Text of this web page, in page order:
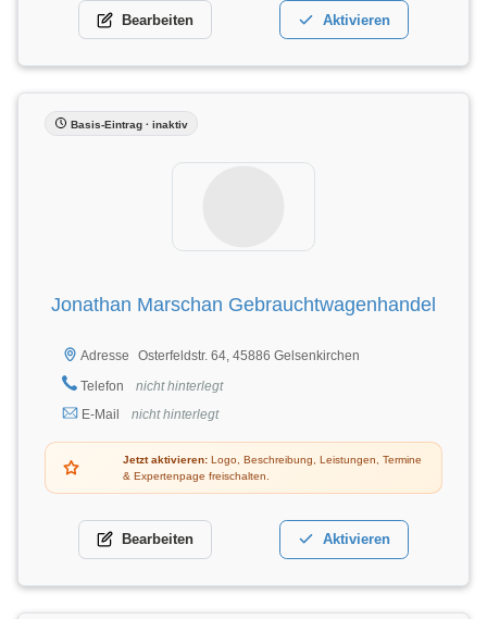
Bearbeiten Aktivieren
Basis-Eintrag · inaktiv
Jonathan Marschan Gebrauchtwagenhandel
Adresse
Osterfeldstr. 64, 45886 Gelsenkirchen
Telefon
nicht hinterlegt
E-Mail
nicht hinterlegt
Jetzt aktivieren: Logo, Beschreibung, Leistungen, Termine
& Expertenpage freischalten.
Bearbeiten Aktivieren